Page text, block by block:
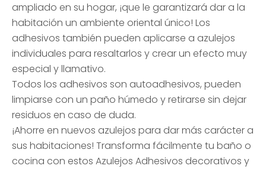
ampliado en su hogar, ¡que le garantizará dar a la
habitación un ambiente oriental único! Los
adhesivos también pueden aplicarse a azulejos
individuales para resaltarlos y crear un efecto muy
especial y llamativo.
Todos los adhesivos son autoadhesivos, pueden
limpiarse con un paño húmedo y retirarse sin dejar
residuos en caso de duda.
¡Ahorre en nuevos azulejos para dar más carácter a
sus habitaciones! Transforma fácilmente tu baño o
cocina con estos Azulejos Adhesivos decorativos y